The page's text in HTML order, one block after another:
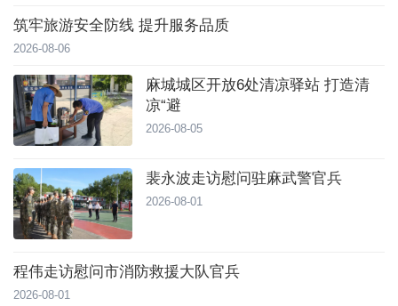
筑牢旅游安全防线 提升服务品质
2026-08-06
麻城城区开放6处清凉驿站 打造清
凉“避
2026-08-05
裴永波走访慰问驻麻武警官兵
2026-08-01
程伟走访慰问市消防救援大队官兵
2026-08-01